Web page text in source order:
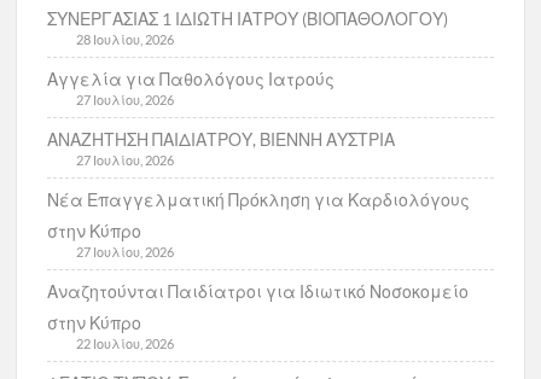
ΣΥΝΕΡΓΑΣΙΑΣ 1 ΙΔΙΩΤΗ ΙΑΤΡΟΥ (ΒΙΟΠΑΘΟΛΟΓΟΥ)
28 Ιουλίου, 2026
Αγγελία για Παθολόγους Ιατρούς
27 Ιουλίου, 2026
ΑΝΑΖΗΤΗΣΗ ΠΑΙΔΙΑΤΡΟΥ, ΒΙΕΝΝΗ ΑΥΣΤΡΙΑ
27 Ιουλίου, 2026
Νέα Επαγγελματική Πρόκληση για Καρδιολόγους
στην Κύπρο
27 Ιουλίου, 2026
Αναζητούνται Παιδίατροι για Ιδιωτικό Νοσοκομείο
στην Κύπρο
22 Ιουλίου, 2026